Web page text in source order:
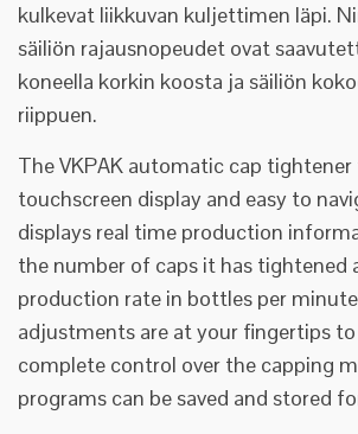
kulkevat liikkuvan kuljettimen läpi.
säiliön rajausnopeudet ovat
koneella korkin koosta ja säiliön
riippuen.
The VKPAK automatic cap tightener
touchscreen display and easy to
displays real time production
the number of caps it has tightened
production rate in bottles per
adjustments are at your fingertips
complete control over the capping
programs can be saved and stored